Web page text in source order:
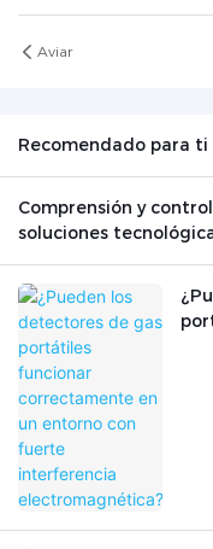
Aviar
Recomendado para ti
Comprensión y
soluciones